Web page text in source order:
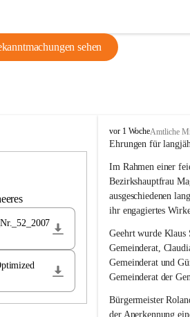
sehen
B
u
h
-
S
t
M
a
g
d
a
l
e
vor 1 WocheAmtliche
Ehrungen für
Im Rahmen einer
Bezirkshauptfrau
ausgeschiedenen
ihr engagiertes
Geehrt wurde Klaus
Gemeinderat,
Gemeinderat und
Gemeinderat der
Bürgermeister
der Anerkennung